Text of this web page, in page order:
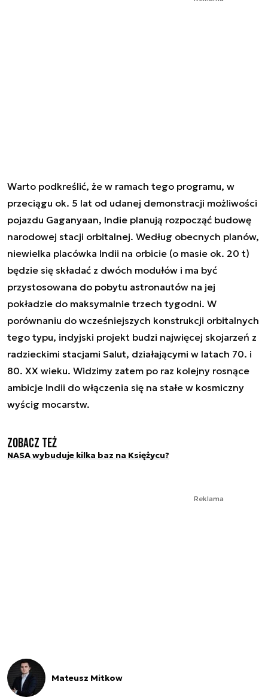
Warto podkreślić, że w ramach tego programu, w
przeciągu ok. 5 lat od udanej demonstracji możliwości
pojazdu Gaganyaan, Indie planują rozpocząć budowę
narodowej stacji orbitalnej. Według obecnych planów,
niewielka placówka Indii na orbicie (o masie ok. 20 t)
będzie się składać z dwóch modułów i ma być
przystosowana do pobytu astronautów na jej
pokładzie do maksymalnie trzech tygodni. W
porównaniu do wcześniejszych konstrukcji orbitalnych
tego typu, indyjski projekt budzi najwięcej skojarzeń z
radzieckimi stacjami Salut, działającymi w latach 70. i
80. XX wieku. Widzimy zatem po raz kolejny rosnące
ambicje Indii do włączenia się na stałe w kosmiczny
wyścig mocarstw.
Zobacz też
NASA wybuduje kilka baz na Księżycu?
Reklama
Mateusz Mitkow